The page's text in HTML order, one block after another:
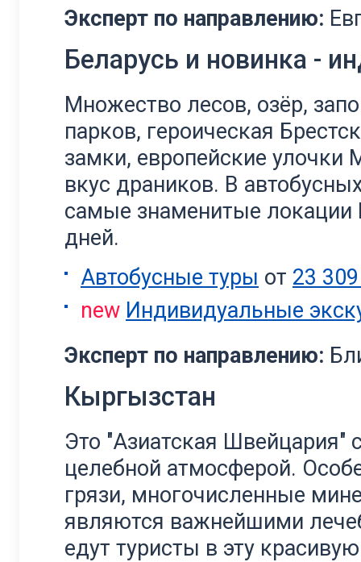
Эксперт по направлению:
Беларусь и новинка -
Множество лесов, озёр,
парков, героическая
замки, европейские улочки
вкус драников. В
самые знаменитые локации
дней.
Автобусные туры от 23
new Индивидуальные
Эксперт по направлению:
Кыргызстан
Это "Азиатская
целебной атмосферой.
грязи, многочисленные
являются важнейшими
едут туристы в эту